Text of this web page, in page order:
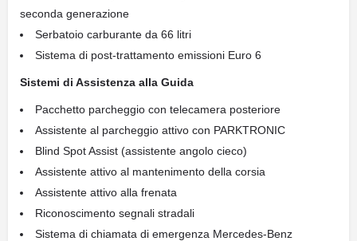
seconda generazione
Serbatoio carburante da 66 litri
Sistema di post-trattamento emissioni Euro 6
Sistemi di Assistenza alla Guida
Pacchetto parcheggio con telecamera posteriore
Assistente al parcheggio attivo con PARKTRONIC
Blind Spot Assist (assistente angolo cieco)
Assistente attivo al mantenimento della corsia
Assistente attivo alla frenata
Riconoscimento segnali stradali
Sistema di chiamata di emergenza Mercedes-Benz